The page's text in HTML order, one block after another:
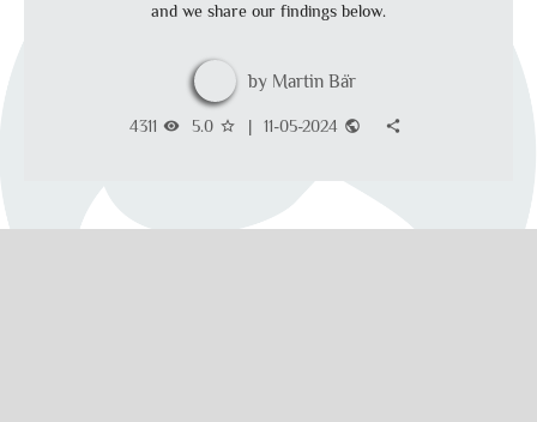
and we share our findings below.
Martin Bär
4311 visibility 5.0 star_border | 11-05-2024 public share